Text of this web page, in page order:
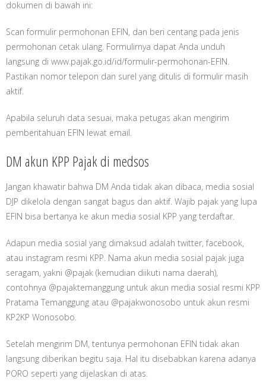
dokumen di bawah ini:
Scan formulir permohonan EFIN, dan beri centang pada jenis
permohonan cetak ulang. Formulirnya dapat Anda unduh
langsung di www.pajak.go.id/id/formulir-permohonan-EFIN.
Pastikan nomor telepon dan surel yang ditulis di formulir masih
aktif.
Apabila seluruh data sesuai, maka petugas akan mengirim
pemberitahuan EFIN lewat email.
DM akun KPP Pajak di medsos
Jangan khawatir bahwa DM Anda tidak akan dibaca, media sosial
DJP dikelola dengan sangat bagus dan aktif. Wajib pajak yang lupa
EFIN bisa bertanya ke akun media sosial KPP yang terdaftar.
Adapun media sosial yang dimaksud adalah twitter, facebook,
atau instagram resmi KPP. Nama akun media sosial pajak juga
seragam, yakni @pajak (kemudian diikuti nama daerah),
contohnya @pajaktemanggung untuk akun media sosial resmi KPP
Pratama Temanggung atau @pajakwonosobo untuk akun resmi
KP2KP Wonosobo.
Setelah mengirim DM, tentunya permohonan EFIN tidak akan
langsung diberikan begitu saja. Hal itu disebabkan karena adanya
PORO seperti yang dijelaskan di atas.